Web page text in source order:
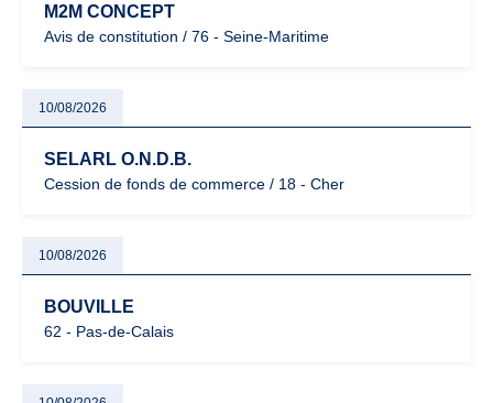
M2M CONCEPT
Avis de constitution / 76 - Seine-Maritime
10/08/2026
SELARL O.N.D.B.
Cession de fonds de commerce / 18 - Cher
10/08/2026
BOUVILLE
62 - Pas-de-Calais